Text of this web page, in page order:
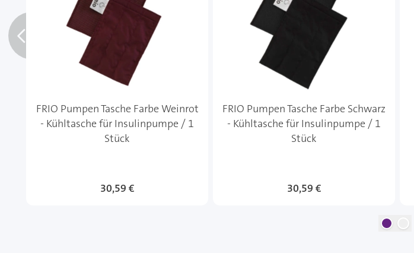
FRIO Pumpen Tasche Farbe Weinrot
- Kühltasche für Insulinpumpe / 1
Stück
Sonderangebot
30,59 €
FRIO Pumpen Tasche Farbe Schwarz
- Kühltasche für Insulinpumpe / 1
Stück
Sonderangebot
30,59 €